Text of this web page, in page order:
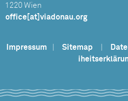
1220 Wien
office[at]viadonau.org
Impressum Sitemap